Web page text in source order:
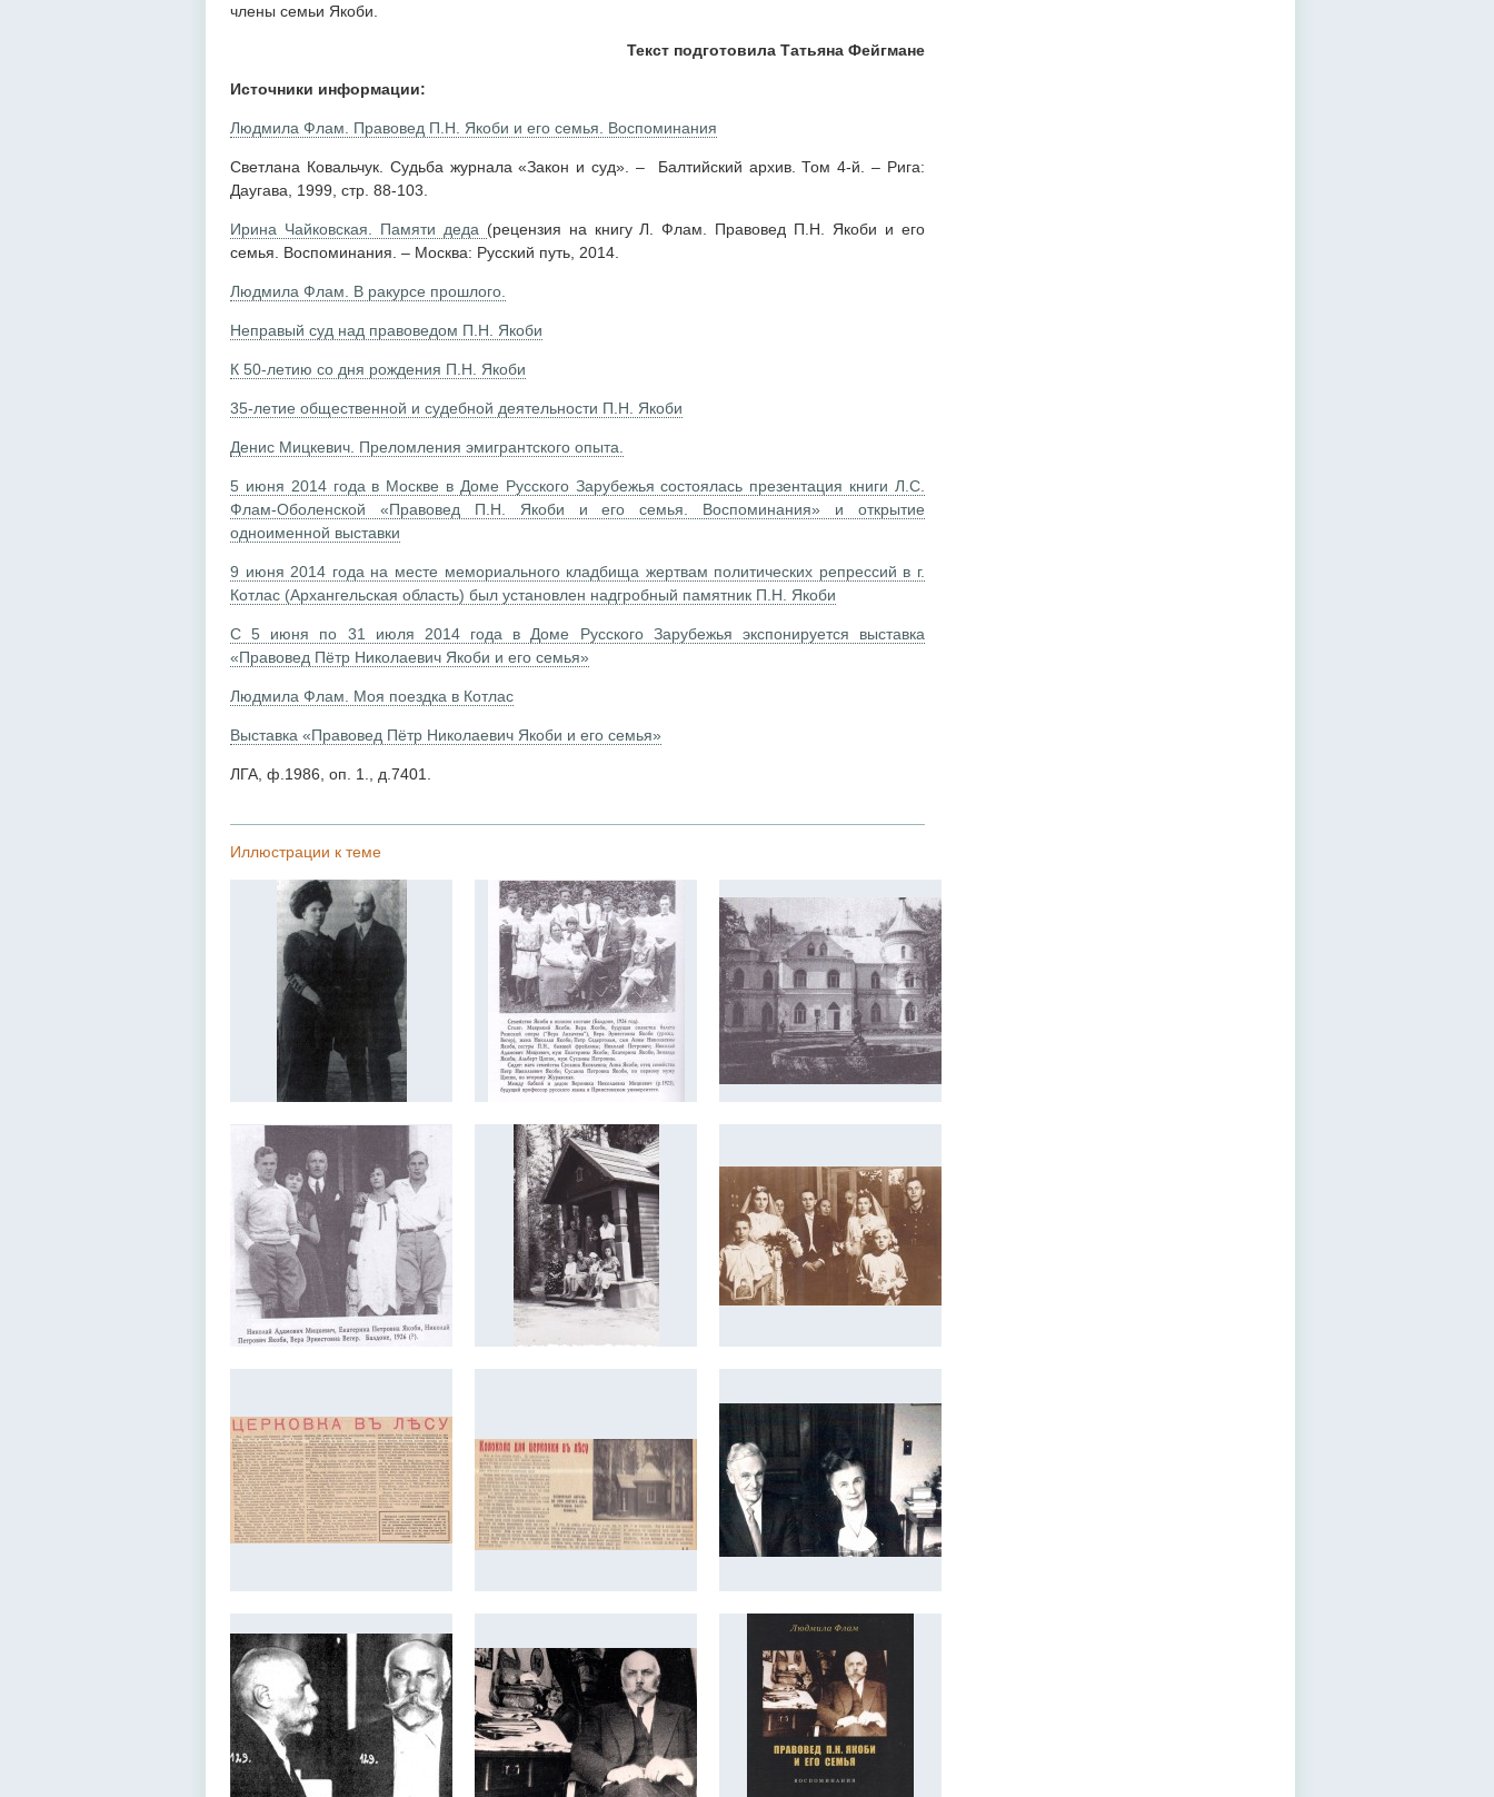
члены семьи Якоби.
Текст подготовила Татьяна Фейгмане
Источники информации:
Людмила Флам. Правовед П.Н. Якоби и его семья. Воспоминания
Светлана Ковальчук. Судьба журнала «Закон и суд». – Балтийский архив. Том 4-й. – Рига:
Даугава, 1999, стр. 88-103.
Ирина Чайковская. Памяти деда (рецензия на книгу Л. Флам. Правовед П.Н. Якоби и его
семья. Воспоминания. – Москва: Русский путь, 2014.
Людмила Флам. В ракурсе прошлого.
Неправый суд над правоведом П.Н. Якоби
К 50-летию со дня рождения П.Н. Якоби
35-летие общественной и судебной деятельности П.Н. Якоби
Денис Мицкевич. Преломления эмигрантского опыта.
5 июня 2014 года в Москве в Доме Русского Зарубежья состоялась презентация книги Л.С.
Флам-Оболенской «Правовед П.Н. Якоби и его семья. Воспоминания» и открытие
одноименной выставки
9 июня 2014 года на месте мемориального кладбища жертвам политических репрессий в г.
Котлас (Архангельская область) был установлен надгробный памятник П.Н. Якоби
С 5 июня по 31 июля 2014 года в Доме Русского Зарубежья экспонируется выставка
«Правовед Пётр Николаевич Якоби и его семья»
Людмила Флам. Моя поездка в Котлас
Выставка «Правовед Пётр Николаевич Якоби и его семья»
ЛГА, ф.1986, оп. 1., д.7401.
Иллюстрации к теме